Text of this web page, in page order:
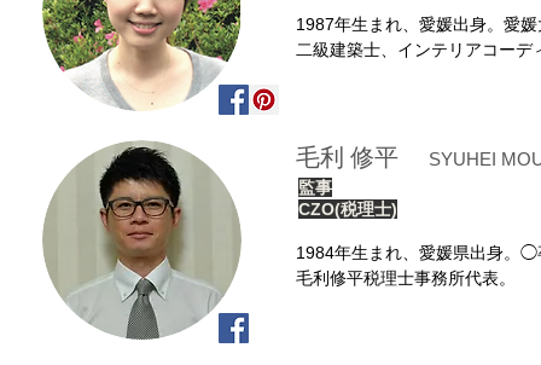
1987年生まれ、愛媛出身。愛
二級建築士、インテリアコーデ
毛利 修平 SYUHEI
監事
CZO(税理士)
1984年生まれ、愛媛県出身。◯
毛利修平税理士事務所代表。